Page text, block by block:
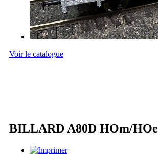
Voir le catalogue
BILLARD A80D HOm/HOe